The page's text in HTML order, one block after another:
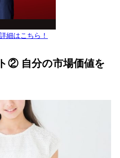
細はこちら！
② 自分の市場価値を